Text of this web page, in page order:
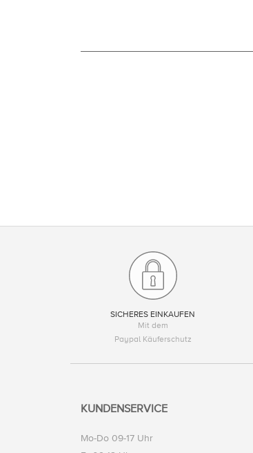
SICHERES EINKAUFEN
Mit dem
Paypal Käuferschutz
KUNDENSERVICE
Mo-Do 09-17 Uhr